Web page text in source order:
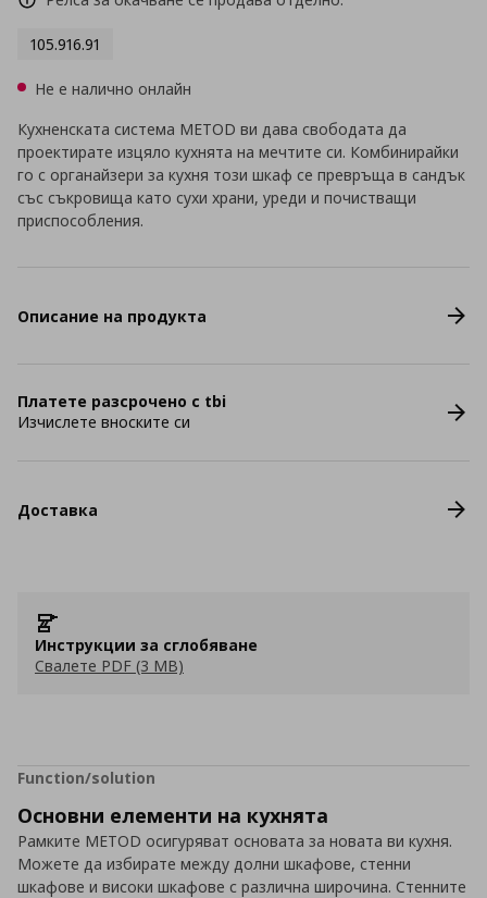
105.916.91
Не е налично онлайн
Кухненската система METOD ви дава свободата да
проектирате изцяло кухнята на мечтите си. Комбинирайки
го с органайзери за кухня този шкаф се превръща в сандък
със съкровища като сухи храни, уреди и почистващи
приспособления.
Описание на продукта
Платете разсрочено с tbi
Изчислете вноските си
Доставка
Инструкции за сглобяване
Свалете PDF (3 MB)
Function/solution
Основни елементи на кухнята
Рамките METOD осигуряват основата за новата ви кухня.
Можете да избирате между долни шкафове, стенни
шкафове и високи шкафове с различна широчина. Стенните